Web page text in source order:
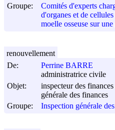
Groupe:
Comités d'experts
d'organes et de
moelle osseuse sur
De:
Perrine BARRE
administratrice civile
Objet:
inspecteur des
générale des finances
Groupe:
Inspection générale
renouvellement